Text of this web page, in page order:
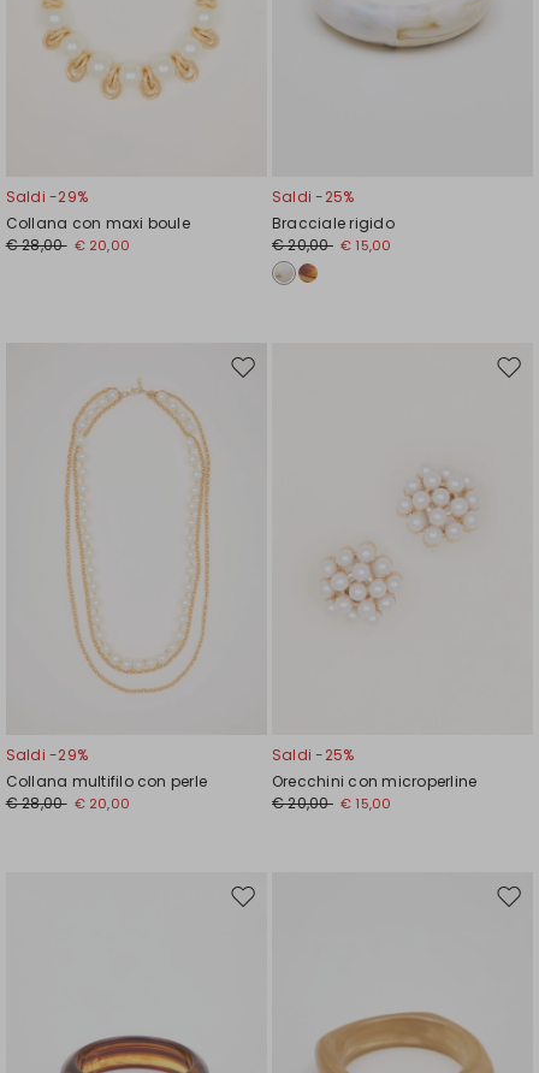
Saldi -29%
Collana con maxi boule
€ 28,00 € 20,00
Saldi -25%
Bracciale rigido
€ 20,00 € 15,00
Sposta
Saldi -29%
Collana multifilo con perle
€ 28,00 € 20,00
Saldi -25%
Orecchini con microperline
€ 20,00 € 15,00
Sposta